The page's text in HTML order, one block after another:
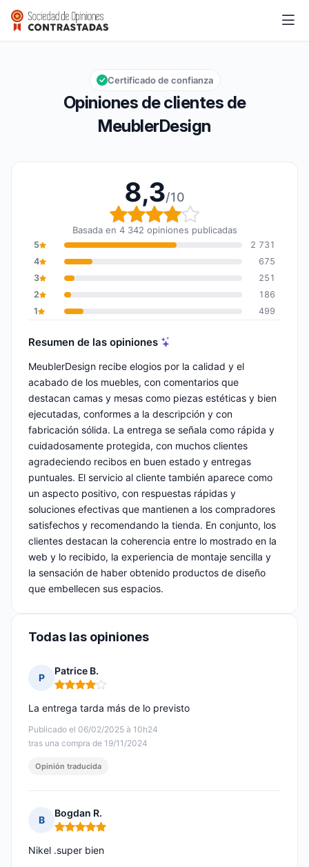
MeublerDesign
Calificación global: 8,3 de 10
8,3/10
Opiniones de clientes de
MeublerDesign
Certificado de confianza
8,3/10
Calificación global: 8,3
Basada en 4 342 opiniones publicadas
5
2 731
4
675
3
251
2
186
1
499
Resumen de las opiniones
MeublerDesign recibe elogios por la calidad y el
acabado de los muebles, con comentarios que
destacan camas y mesas como piezas estéticas y bien
ejecutadas, conformes a la descripción y con
fabricación sólida. La entrega se señala como rápida y
cuidadosamente protegida, con muchos clientes
agradeciendo recibos en buen estado y entregas
puntuales. El servicio al cliente también aparece como
un aspecto positivo, con respuestas rápidas y
soluciones efectivas que mantienen a los compradores
satisfechos y recomendando la tienda. En conjunto, los
clientes destacan la coherencia entre lo mostrado en la
web y lo recibido, la experiencia de montaje sencilla y
la sensación de haber obtenido productos de diseño
que embellecen sus espacios.
Todas las opiniones
P
Patrice B.
Nota: 4 de 5
Publicado el 06/02/2025 à 10h24
tras una compra de 19/11/2024
La entrega tarda más de lo previsto
Opinión traducida
B
Bogdan R.
Nota: 5 de 5
Nikel .super bien